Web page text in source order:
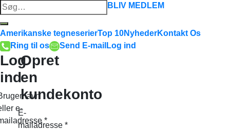
Søg
efter:
BLIV MEDLEM
Amerikanske tegneserierTop 10NyhederKontakt Os
Ring til os
Send E-mail Log ind
Log
ind
e-
*
Opret
en
kundekonto
E-
mailadresse *